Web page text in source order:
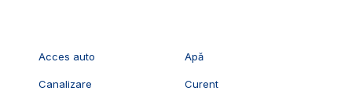
Acces auto Apă
Canalizare Curent